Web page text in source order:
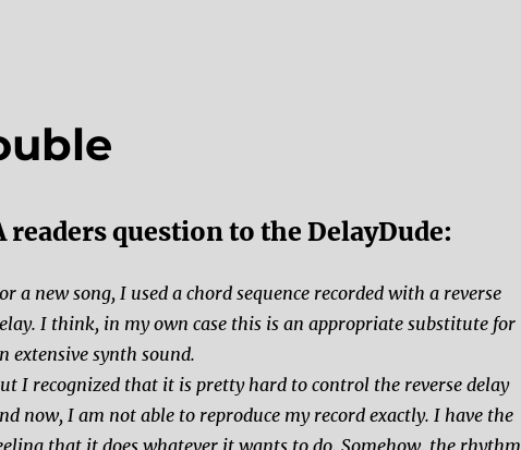
readers question to the DelayDude:
a new song, I used a chord sequence recorded with a reverse
I think, in my own case this is an appropriate substitute for
extensive synth sound.
I recognized that it is pretty hard to control the reverse delay
now, I am not able to reproduce my record exactly. I have the